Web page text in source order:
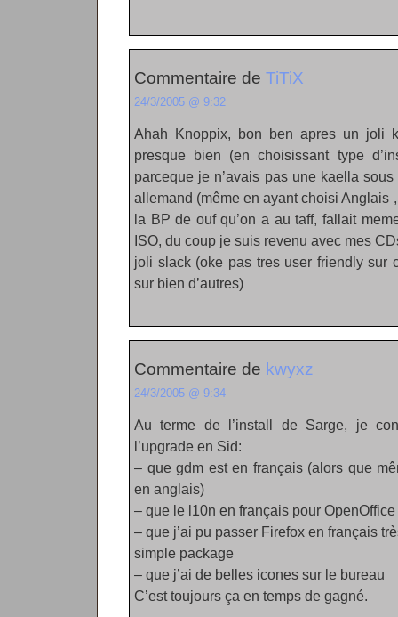
Commentaire de TiTiX
24/3/2005 @ 9:32
Ahah Knoppix, bon ben apres un joli
presque bien (en choisissant type
parceque je n’avais pas une kaella
allemand (même en ayant choisi Anglais
la BP de ouf qu’on a au taff, fallait
ISO, du coup je suis revenu avec mes
joli slack (oke pas tres user friendly sur
sur bien d’autres)
Commentaire de kwyxz
24/3/2005 @ 9:34
Au terme de l’install de Sarge, je
l’upgrade en Sid:
– que gdm est en français (alors que
en anglais)
– que le l10n en français pour
– que j’ai pu passer Firefox en français
simple package
– que j’ai de belles icones sur le bureau
C’est toujours ça en temps de gagné.